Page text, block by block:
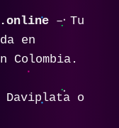
– Tu
en
Colombia.
Daviplata o